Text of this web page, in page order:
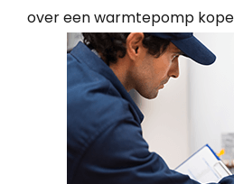
over een warmtepomp